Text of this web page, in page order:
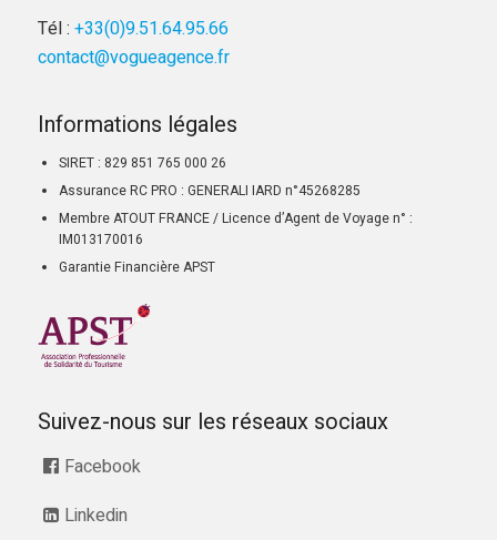
Tél : +33(0)9.51.64.95.66
contact@vogueagence.fr
Informations légales
SIRET : 829 851 765 000 26
Assurance RC PRO : GENERALI IARD n°45268285
Membre ATOUT FRANCE / Licence d’Agent de Voyage n° :
IM013170016
Garantie Financière APST
Suivez-nous sur les réseaux sociaux
Facebook
Linkedin